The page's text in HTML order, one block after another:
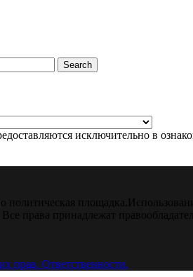
Search
исключительно в
права принадлежат
прав. Ответственности.